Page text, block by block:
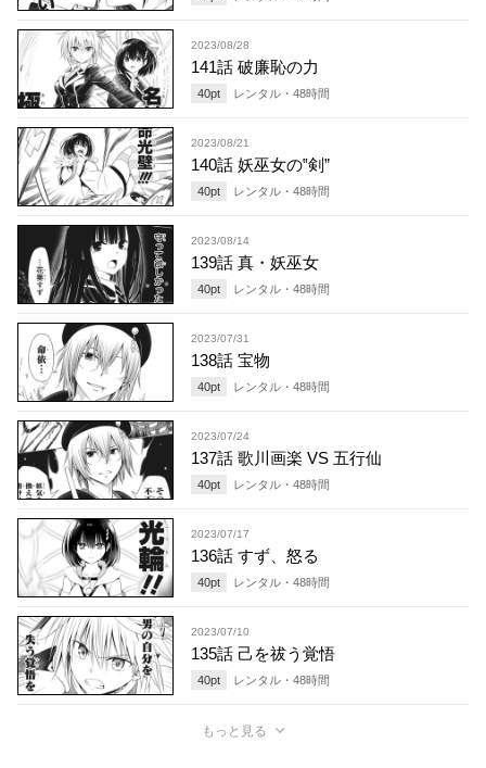
2023/08/28
141話 破廉恥の力
40pt レンタル・ 48時間
2023/08/21
140話 妖巫女の‟剣”
40pt レンタル・ 48時間
2023/08/14
139話 真・妖巫女
40pt レンタル・ 48時間
2023/07/31
138話 宝物
40pt レンタル・ 48時間
2023/07/24
137話 歌川画楽 VS 五行仙
40pt レンタル・ 48時間
2023/07/17
136話 すず、怒る
40pt レンタル・ 48時間
2023/07/10
135話 己を祓う覚悟
40pt レンタル・ 48時間
もっと見る